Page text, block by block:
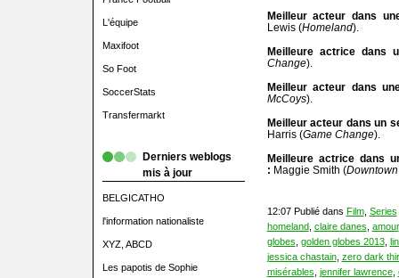
L'équipe
Maxifoot
So Foot
SoccerStats
Transfermarkt
Derniers weblogs
mis à jour
BELGICATHO
l'information nationaliste
XYZ, ABCD
Les papotis de Sophie
Meilleur acteur dans
Lewis (Homeland).
Meilleure actrice dans
Change).
Meilleur acteur dans
McCoys).
Meilleur acteur dans un
Harris (Game Change).
Meilleure actrice dans
: Maggie Smith (
12:07 Publié dans Film, Series
homeland, claire danes amour
globes golden globes 2013,
jessica chastain, zero dark
misérables jennifer lawrence,